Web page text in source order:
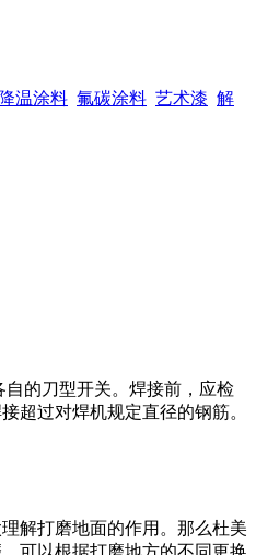
降温涂料 氟碳涂料 艺术漆 解
的刀型开关。焊接前，应检
超过对焊机规定直径的钢筋。
解打磨地面的作用。那么杜美
可以根据打磨地方的不同更换